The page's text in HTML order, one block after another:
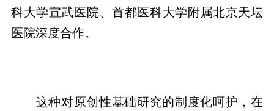
科大学宣武医院、首都医科大学附属北京天坛
医院深度合作。
这种对原创性基础研究的制度化呵护，在